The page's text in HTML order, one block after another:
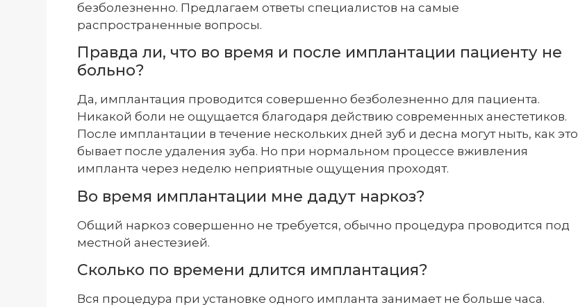
безболезненно. Предлагаем ответы специалистов на самые
распространенные вопросы.
Правда ли, что во время и после имплантации пациенту не
больно?
Да, имплантация проводится совершенно безболезненно для пациента.
Никакой боли не ощущается благодаря действию современных анестетиков.
После имплантации в течение нескольких дней зуб и десна могут ныть, как это
бывает после удаления зуба. Но при нормальном процессе вживления
импланта через неделю неприятные ощущения проходят.
Во время имплантации мне дадут наркоз?
Общий наркоз совершенно не требуется, обычно процедура проводится под
местной анестезией.
Сколько по времени длится имплантация?
Вся процедура при установке одного импланта занимает не больше часа.